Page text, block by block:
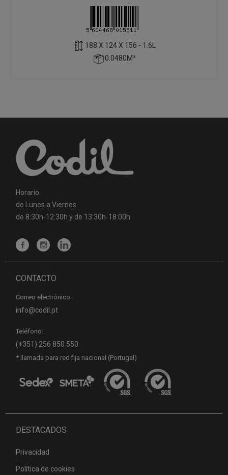
188 X 124 X 156 - 1.6L
0.0480M³
Horario:
de Lunes a Viernes
de 8:30h-12:30h y de 13:30h-18:00h
CONTACTO
Correo electrónico:
info@codil.pt
Teléfono:
(+351) 256 850 550
* llamada para red fija nacional (Portugal)
DESTACADOS
Privacidad
Política de cookies